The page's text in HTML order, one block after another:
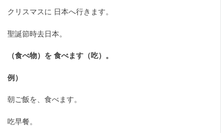
クリスマスに 日本へ行きます。
聖誕節時去日本。
（食べ物）を 食べます（吃）。
例）
朝ご飯を、食べます。
吃早餐。